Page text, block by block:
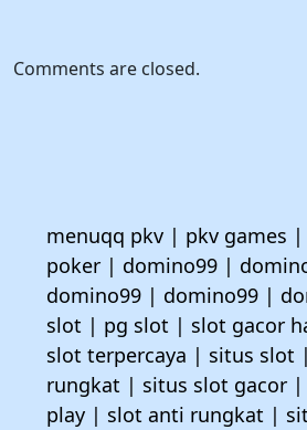
Comments are closed.
menuqq pkv | pkv games |
poker | domino99 |
domino99 | domino99 |
slot | pg slot | slot gacor
slot terpercaya | situs slot |
rungkat | situs slot gacor |
play | slot anti rungkat |